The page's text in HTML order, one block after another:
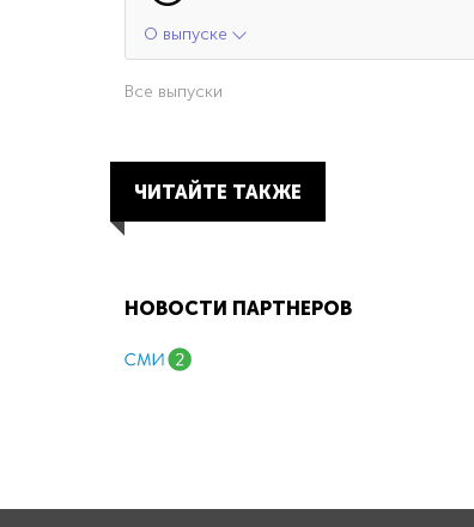
О выпуске
Все выпуски
ЧИТАЙТЕ ТАКЖЕ
НОВОСТИ ПАРТНЕРОВ